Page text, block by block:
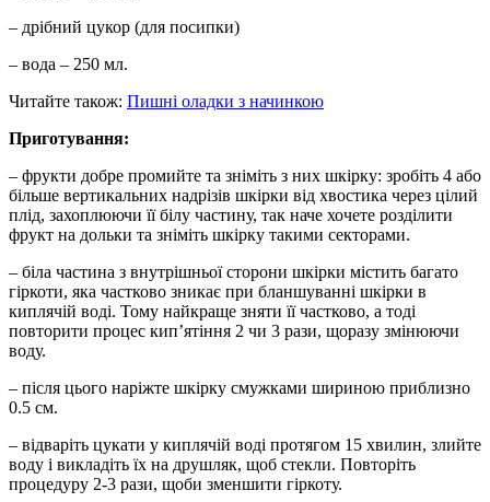
– дрібний цукор (для посипки)
– вода – 250 мл.
Читайте також: Пишні оладки з начинкою
Приготування:
– фрукти добре промийте та зніміть з них шкірку: зробіть 4 або
більше вертикальних надрізів шкірки від хвостика через цілий
плід, захоплюючи її білу частину, так наче хочете розділити
фрукт на дольки та зніміть шкірку такими секторами.
– біла частина з внутрішньої сторони шкірки містить багато
гіркоти, яка частково зникає при бланшуванні шкірки в
киплячій воді. Тому найкраще зняти її частково, а тоді
повторити процес кип’ятіння 2 чи 3 рази, щоразу змінюючи
воду.
– після цього наріжте шкірку смужками шириною приблизно
0.5 см.
– відваріть цукати у киплячій воді протягом 15 хвилин, злийте
воду і викладіть їх на друшляк, щоб стекли. Повторіть
процедуру 2-3 рази, щоби зменшити гіркоту.